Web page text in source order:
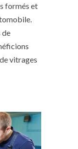
formés et
de
vitrages